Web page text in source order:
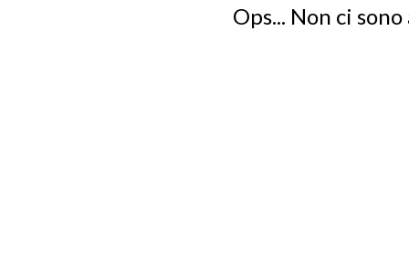
Ops... Non ci